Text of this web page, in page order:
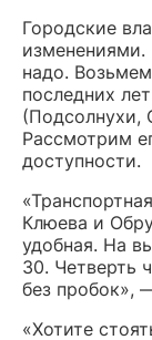
Городские
надо.
последних
(Подсолнухи,
Рассмотрим
доступности.
Клюева и
удобная. На
30. Четверть
без пробок»,
«Хотите